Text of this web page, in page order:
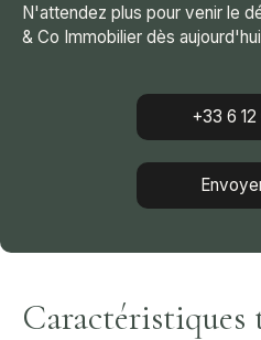
N'attendez plus pour venir le
& Co Immobilier dès
+33 6
Caractéristiques